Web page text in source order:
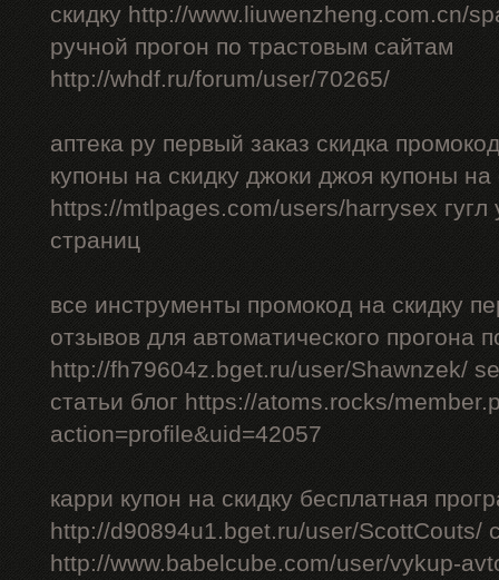
скидку http://www.liuwenzheng.com.cn/
ручной прогон по трастовым сайтам
http://whdf.ru/forum/user/70265/
аптека ру первый заказ скидка
купоны на скидку джоки джоя купоны на
https://mtlpages.com/users/harrysex гугл
страниц
все инструменты промокод на скидку
отзывов для автоматического прогона
http://fh79604z.bget.ru/user/Shawnzek/
статьи блог https://atoms.rocks/
action=profile&uid=42057
карри купон на скидку бесплатная
http://d90894u1.bget.ru/user/ScottCouts/
http://www.babelcube.com/user/vykup-